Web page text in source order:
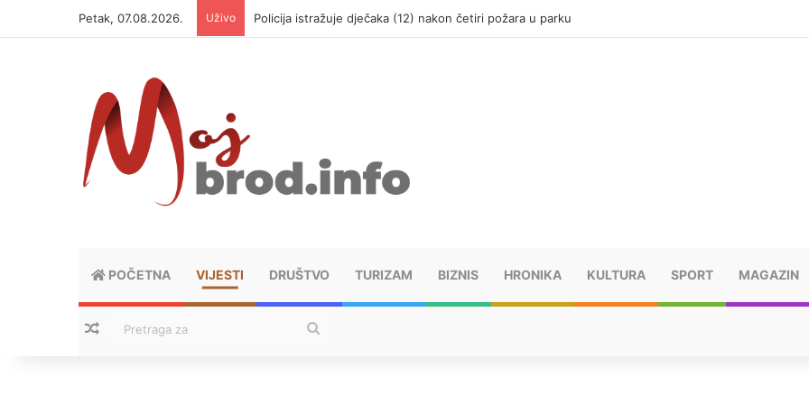
Petak, 07.08.2026. Uživo Policija istražuje dječaka (12) nakon četiri požara u parku
POČETNA VIJESTI DRUŠTVO TURIZAM BIZNIS HRONIKA KULTURA SPORT MAGAZIN
Nasumični tekstovi